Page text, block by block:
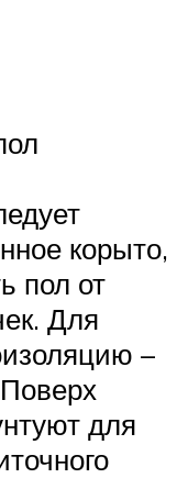
корыто,
пол от
Для
–
для